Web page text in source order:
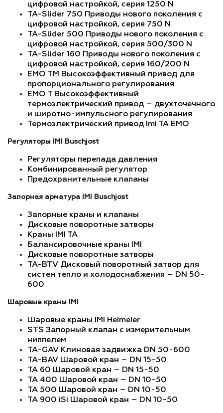
цифровой настройкой, серия 1250 N
TA-Slider 750 Приводы нового поколения с
цифровой настройкой, серия 750 N
TA-Slider 500 Приводы нового поколения с
цифровой настройкой, серия 500/300 N
TA-Slider 160 Приводы нового поколения с
цифровой настройкой, серия 160/200 N
EMO TM Высокоэффективный привод для
пропорционального регулирования
EMO T Высокоэффективный
термоэлектрический привод – двухточечного
и широтно-импульсного регулирования
Термоэлектрический привод Imi TA EMO
Регуляторы IMI Buschjost
Регуляторы перепада давления
Комбинированный регулятор
Предохранительные клапаны
Запорная арматура IMI Buschjost
Запорные краны и клапаны
Дисковые поворотные затворы
Краны IMI TA
Балансировочные краны IMI
Дисковые поворотные затворы
TA-BTV Дисковый поворотный затвор для
систем тепло и холодоснабжения – DN 50-
600
Шаровые краны IMI
Шаровые краны IMI Heimeier
STS Запорный клапан с измерительным
ниппелем
TA-GAV Клиновая задвижка DN 50-600
TA-BAV Шаровой кран – DN 15-50
TA 60 Шаровой кран – DN 15-50
TA 400 Шаровой кран – DN 10-50
TA 500 Шаровой кран – DN 10-50
TA 900 iSi Шаровой кран – DN 10-50